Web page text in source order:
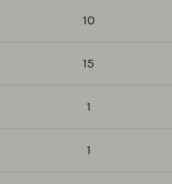
10
15
1
1